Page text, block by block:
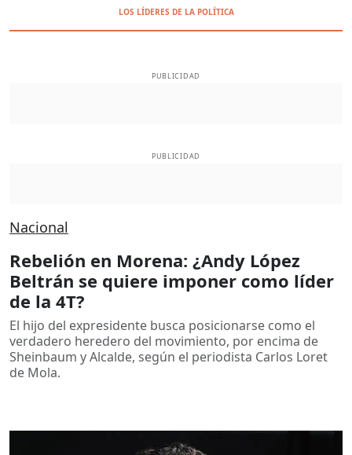
LOS LÍDERES DE LA POLÍTICA
PUBLICIDAD
PUBLICIDAD
Nacional
Rebelión en Morena: ¿Andy López
Beltrán se quiere imponer como líder
de la 4T?
El hijo del expresidente busca posicionarse como el
verdadero heredero del movimiento, por encima de
Sheinbaum y Alcalde, según el periodista Carlos Loret
de Mola.